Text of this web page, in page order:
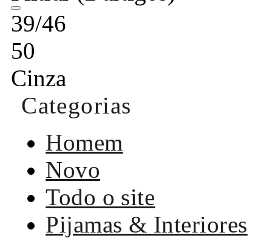
39/46
50
Cinza
Categorias
Homem
Novo
Todo o site
Pijamas & Interiores